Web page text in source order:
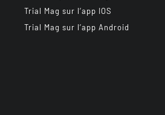
Trial Mag sur l’app IOS
Trial Mag sur l’app Android